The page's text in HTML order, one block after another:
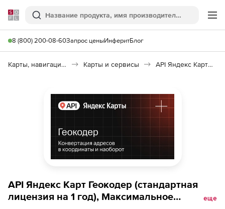
Softline
Поиск
8 (800) 200-08-60Запрос ценыИнферитБлог
Карты, навигация, путешествия Карты и сервисы API Яндекс Карт Геокодер
API Яндекс Карт Геокодер (стандартная
лицензия на 1 год), Максимальное
еще